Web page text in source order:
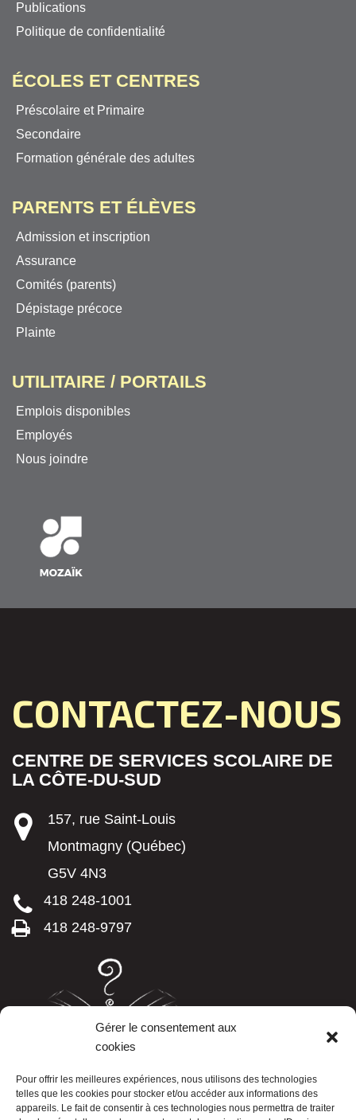
Gérer le consentement aux
cookies
Pour offrir les meilleures expériences, nous utilisons des technologies
telles que les cookies pour stocker et/ou accéder aux informations des
appareils. Le fait de consentir à ces technologies nous permettra de traiter
Publications
Politique de confidentialité
ÉCOLES ET CENTRES
Préscolaire et Primaire
Secondaire
Formation générale des adultes
PARENTS ET ÉLÈVES
Admission et inscription
Assurance
Comités (parents)
Dépistage précoce
Plainte
UTILITAIRE / PORTAILS
Emplois disponibles
Employés
Nous joindre
CONTACTEZ-NOUS
CENTRE DE SERVICES SCOLAIRE DE
LA CÔTE-DU-SUD
157, rue Saint-Louis
Montmagny (Québec)
G5V 4N3
418 248-1001
418 248-9797
LISTE TÉLÉPHONIQUE